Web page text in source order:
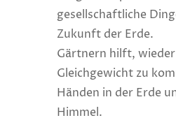
gesellschaftliche
Zukunft der Erde.
Gärtnern hilft,
Gleichgewicht zu
Händen in der Erde
Himmel.